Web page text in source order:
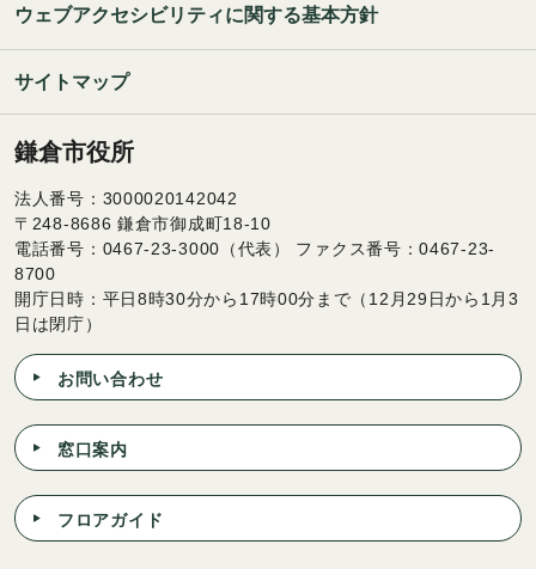
ウェブアクセシビリティに関する基本方針
サイトマップ
鎌倉市役所
法人番号：3000020142042
〒248-8686 鎌倉市御成町18-10
電話番号：0467-23-3000（代表） ファクス番号：0467-23-
8700
開庁日時：平日8時30分から17時00分まで（12月29日から1月3
日は閉庁）
お問い合わせ
窓口案内
フロアガイド